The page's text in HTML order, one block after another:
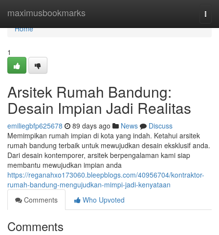
maximusbookmarks
Home
Home
1
Arsitek Rumah Bandung:
Desain Impian Jadi Realitas
emiliegbfp625678 89 days ago News
Discuss
Memimpikan rumah impian di kota yang indah. Ketahui arsitek
rumah bandung terbaik untuk mewujudkan desain eksklusif anda.
Dari desain kontemporer, arsitek berpengalaman kami siap
membantu mewujudkan impian anda
https://reganahxo173060.bleepblogs.com/40956704/kontraktor-
rumah-bandung-mengujudkan-mimpi-jadi-kenyataan
Comments
Who Upvoted
Comments